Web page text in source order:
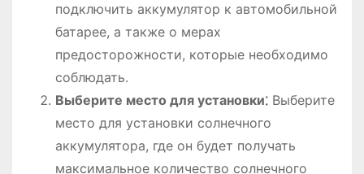
подключить аккумулятор к автомобильной
батарее, а также о мерах
предосторожности, которые необходимо
соблюдать․
Выберите место для установки⁚Выберите
место для установки солнечного
аккумулятора, где он будет получать
максимальное количество солнечного